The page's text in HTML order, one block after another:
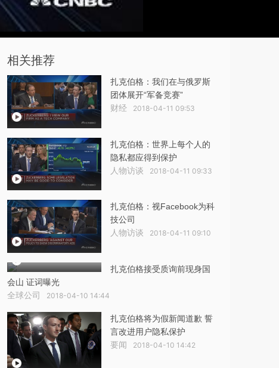
相关推荐
扎克伯格：我们在与俄罗斯
团体展开“军备竞赛”
财经 2018-04-11 09:53
扎克伯格：世界上每个人的
隐私都应得到保护
人物访谈 2018-04-11 09:33
扎克伯格：视Facebook为科
技公司
人物访谈 2018-04-11 09:10
扎克伯格接受质询前现身国
会山 证词曝光
全球公司 2018-04-10 14:44
扎克伯格将为假新闻道歉 誓
言改进用户隐私保护
要闻 2018-04-10 14:42